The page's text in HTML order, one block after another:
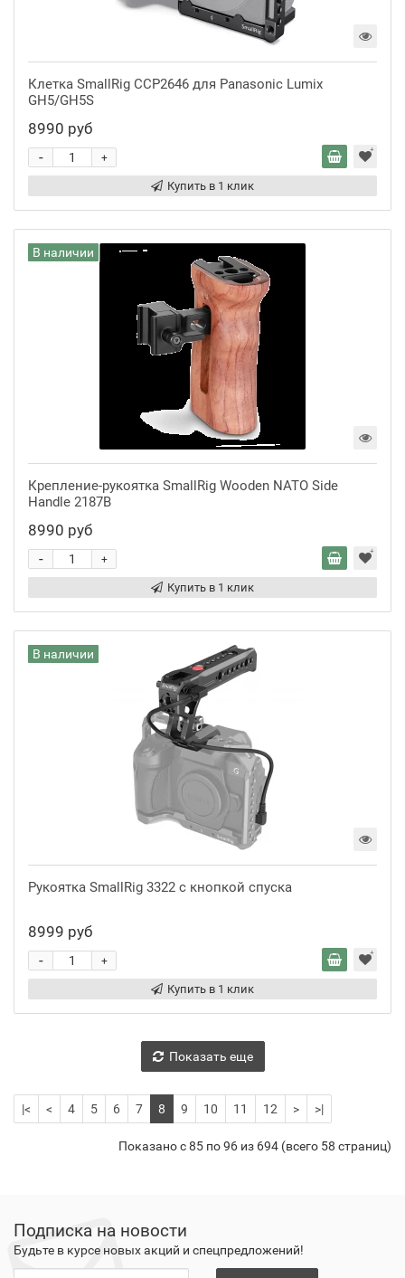
Клетка SmallRig CCP2646 для Panasonic Lumix
GH5/GH5S
8990 руб
+
-
Купить в 1 клик
В наличии
Крепление-рукоятка SmallRig Wooden NATO Side
Handle 2187B
8990 руб
+
-
Купить в 1 клик
В наличии
Рукоятка SmallRig 3322 с кнопкой спуска
8999 руб
+
-
Купить в 1 клик
Показать еще
|< < 4 5 6 7 8 9 10 11 12 > >|
Показано с 85 по 96 из 694 (всего 58 страниц)
Подписка на новости
Будьте в курсе новых акций и спецпредложений!